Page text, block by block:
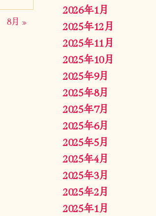
8月 »
2026年1月
2025年12月
2025年11月
2025年10月
2025年9月
2025年8月
2025年7月
2025年6月
2025年5月
2025年4月
2025年3月
2025年2月
2025年1月